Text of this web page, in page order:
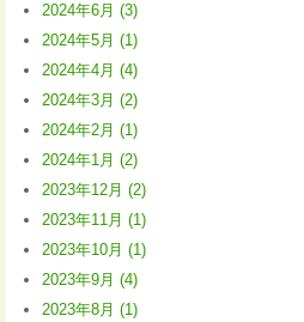
2024年6月 (3)
2024年5月 (1)
2024年4月 (4)
2024年3月 (2)
2024年2月 (1)
2024年1月 (2)
2023年12月 (2)
2023年11月 (1)
2023年10月 (1)
2023年9月 (4)
2023年8月 (1)